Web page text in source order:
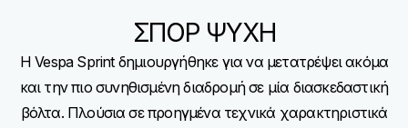
ΣΠΟΡ ΨΥΧΗ
Η Vespa Sprint δημιουργήθηκε για να μετατρέψει ακόμα
και την πιο συνηθισμένη διαδρομή σε μία διασκεδαστική
βόλτα. Πλούσια σε προηγμένα τεχνικά χαρακτηριστικά